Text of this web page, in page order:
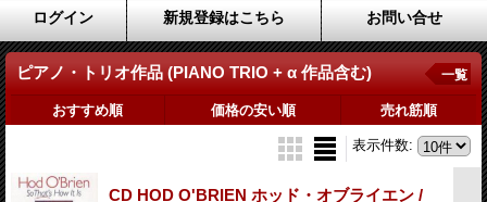
ログイン 新規登録はこちら お問い合せ
ピアノ・トリオ作品 (PIANO TRIO + α 作品含む) 一覧
おすすめ順 価格の安い順 売れ筋順
表示件数:
CD HOD O'BRIEN ホッド・オブライエン /